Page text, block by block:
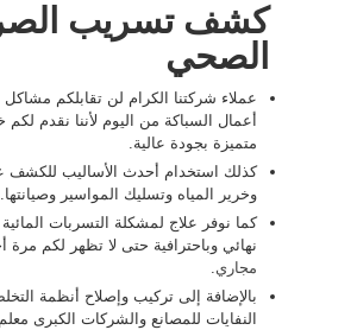
كشف تسريب
الصحي
عملاء شركتنا الكرام لن تقابلكم
أعمال السباكة من اليوم لأننا نقدم
متميزة بجودة عالية.
كذلك استخدام أحدث الأساليب
وخرير المياه وتسليك المواسير وصيانتها.
كما نوفر علاج لمشكلة التسربات
نهائي وباحترافية حتى لا تظهر لكم مرة
مجاري.
بالإضافة إلى تركيب وإصلاح أنظمة
النفايات للمصانع والشركات الكبرى